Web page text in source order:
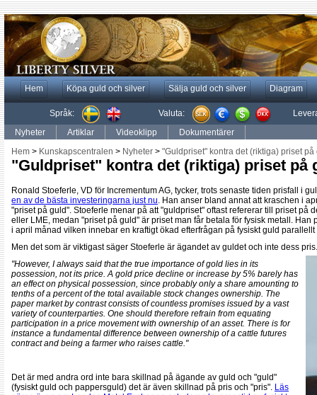
Hem Köpa guld och silver Sälja guld och silver Diagram
Språk: Valuta:
Nyheter
Artiklar Videoklipp
Dokumentärer
Hem > Kunskapscentralen > Nyheter > "Guldpriset" kontra det (riktiga) priset på
"Guldpriset" kontra det (riktiga) priset på
Ronald Stoeferle, VD för Incrementum AG, tycker, trots senaste tiden prisfall i
en av de bästa investeringarna just nu . Han anser bland annat att kraschen i
"priset på guld". Stoeferle menar på att "guldpriset" oftast refererar till priset på
eller LME, medan "priset på guld" är priset man får betala för fysisk metall.
i april månad vilken innebar en kraftigt ökad efterfrågan på fysiskt guld parallellt
Men det som är viktigast säger Stoeferle är ägandet av guldet och inte dess pris.
"However, I always said that the true importance of gold lies in its
possession, not its price. A gold price decline or increase by 5% barely has
an effect on physical possession, since probably only a share amounting to
tenths of a percent of the total available stock changes ownership. The
paper market by contrast consists of countless promises issued by a vast
variety of counterparties. One should therefore refrain from equating
participation in a price movement with ownership of an asset. There is for
instance a fundamental difference between ownership of a cattle futures
contract and being a farmer who raises cattle."
Det är med andra ord inte bara skillnad på ägande av guld och "guld"
(fysiskt guld och pappersguld) det är även skillnad på pris och "pris". Läs